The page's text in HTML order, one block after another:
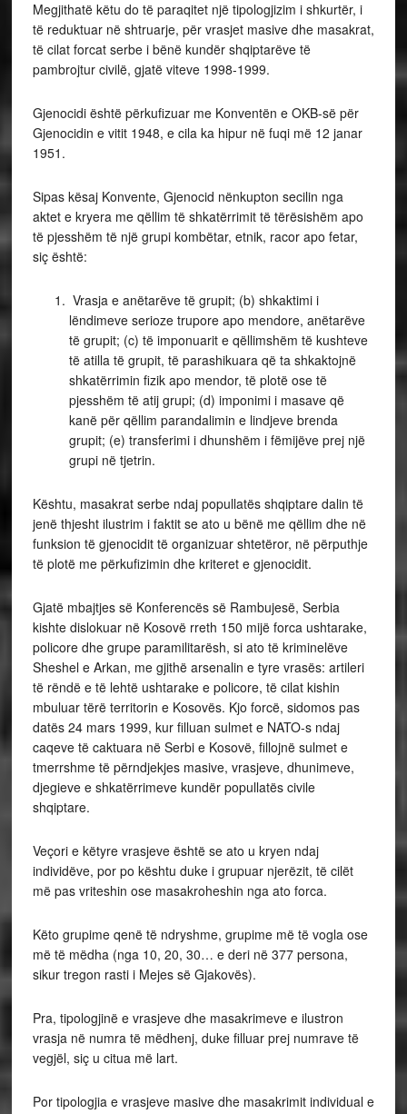
Megjithatë këtu do të paraqitet një tipologjizim i shkurtër, i
të reduktuar në shtruarje, për vrasjet masive dhe masakrat,
të cilat forcat serbe i bënë kundër shqiptarëve të
pambrojtur civilë, gjatë viteve 1998-1999.
Gjenocidi është përkufizuar me Konventën e OKB-së për
Gjenocidin e vitit 1948, e cila ka hipur në fuqi më 12 janar
1951.
Sipas kësaj Konvente, Gjenocid nënkupton secilin nga
aktet e kryera me qëllim të shkatërrimit të tërësishëm apo
të pjesshëm të një grupi kombëtar, etnik, racor apo fetar,
siç është:
Vrasja e anëtarëve të grupit; (b) shkaktimi i
lëndimeve serioze trupore apo mendore, anëtarëve
të grupit; (c) të imponuarit e qëllimshëm të kushteve
të atilla të grupit, të parashikuara që ta shkaktojnë
shkatërrimin fizik apo mendor, të plotë ose të
pjesshëm të atij grupi; (d) imponimi i masave që
kanë për qëllim parandalimin e lindjeve brenda
grupit; (e) transferimi i dhunshëm i fëmijëve prej një
grupi në tjetrin.
Kështu, masakrat serbe ndaj popullatës shqiptare dalin të
jenë thjesht ilustrim i faktit se ato u bënë me qëllim dhe në
funksion të gjenocidit të organizuar shtetëror, në përputhje
të plotë me përkufizimin dhe kriteret e gjenocidit.
Gjatë mbajtjes së Konferencës së Rambujesë, Serbia
kishte dislokuar në Kosovë rreth 150 mijë forca ushtarake,
policore dhe grupe paramilitarësh, si ato të kriminelëve
Sheshel e Arkan, me gjithë arsenalin e tyre vrasës: artileri
të rëndë e të lehtë ushtarake e policore, të cilat kishin
mbuluar tërë territorin e Kosovës. Kjo forcë, sidomos pas
datës 24 mars 1999, kur filluan sulmet e NATO-s ndaj
caqeve të caktuara në Serbi e Kosovë, fillojnë sulmet e
tmerrshme të përndjekjes masive, vrasjeve, dhunimeve,
djegieve e shkatërrimeve kundër popullatës civile
shqiptare.
Veçori e këtyre vrasjeve është se ato u kryen ndaj
individëve, por po kështu duke i grupuar njerëzit, të cilët
më pas vriteshin ose masakroheshin nga ato forca.
Këto grupime qenë të ndryshme, grupime më të vogla ose
më të mëdha (nga 10, 20, 30… e deri në 377 persona,
sikur tregon rasti i Mejes së Gjakovës).
Pra, tipologjinë e vrasjeve dhe masakrimeve e ilustron
vrasja në numra të mëdhenj, duke filluar prej numrave të
vegjël, siç u citua më lart.
Por tipologjia e vrasjeve masive dhe masakrimit individual e